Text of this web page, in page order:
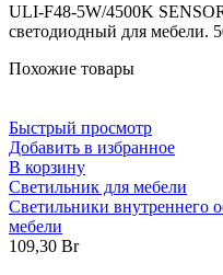
ULI-F48-5W/4500K
светодиодный для
Похожие товары
Быстрый просмотр
Добавить в избранное
В корзину
Светильник для мебели
Светильники внутреннего
мебели
109,30 Br